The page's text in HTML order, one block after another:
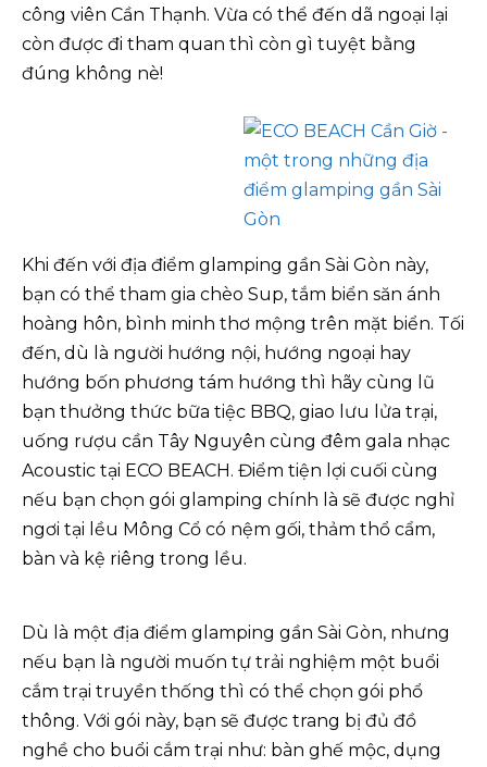
công viên Cần Thạnh. Vừa có thể đến dã ngoại lại
còn được đi tham quan thì còn gì tuyệt bằng
đúng không nè!
Khi đến với địa điểm glamping gần Sài Gòn này,
bạn có thể tham gia chèo Sup, tắm biển săn ánh
hoàng hôn, bình minh thơ mộng trên mặt biển. Tối
đến, dù là người hướng nội, hướng ngoại hay
hướng bốn phương tám hướng thì hãy cùng lũ
bạn thưởng thức bữa tiệc BBQ, giao lưu lửa trại,
uống rượu cần Tây Nguyên cùng đêm gala nhạc
Acoustic tại ECO BEACH. Điểm tiện lợi cuối cùng
nếu bạn chọn gói glamping chính là sẽ được nghỉ
ngơi tại lều Mông Cổ có nệm gối, thảm thổ cẩm,
bàn và kệ riêng trong lều.
Dù là một địa điểm glamping gần Sài Gòn, nhưng
nếu bạn là người muốn tự trải nghiệm một buổi
cắm trại truyền thống thì có thể chọn gói phổ
thông. Với gói này, bạn sẽ được trang bị đủ đồ
nghề cho buổi cắm trại như: bàn ghế mộc, dụng